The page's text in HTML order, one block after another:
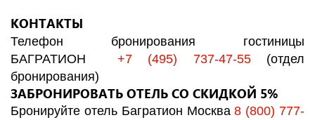
КОНТАКТЫ
Телефон бронирования гостиницы
БАГРАТИОН
+7 (495) 737-47-55(отдел
бронирования)
ЗАБРОНИРОВАТЬ ОТЕЛЬ СО СКИДКОЙ 5%
Бронируйте отель Багратион Москва8 (800) 777-